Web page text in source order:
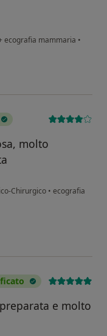
ecografia mammaria •
molto
Chirurgico • ecografia
e molto